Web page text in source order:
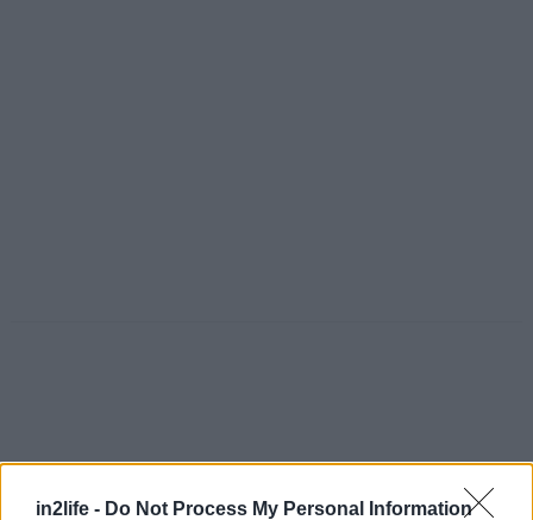
in2life - Do Not Process My Personal Information